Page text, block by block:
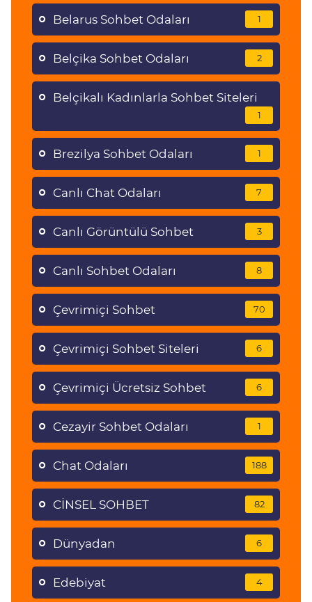
Belarus Sohbet Odaları 1
Belçika Sohbet Odaları 2
Belçikalı Kadınlarla Sohbet Siteleri
1
Brezilya Sohbet Odaları 1
Canlı Chat Odaları 7
Canlı Görüntülü Sohbet 3
Canlı Sohbet Odaları 8
Çevrimiçi Sohbet 70
Çevrimiçi Sohbet Siteleri 6
Çevrimiçi Ücretsiz Sohbet 6
Cezayir Sohbet Odaları 1
Chat Odaları 188
CİNSEL SOHBET 82
Dünyadan 6
Edebiyat 4